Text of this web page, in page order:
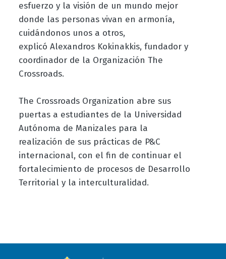
esfuerzo y la visión de un mundo mejor
donde las personas vivan en armonía,
cuidándonos unos a otros,
explicó Alexandros Kokinakkis, fundador y
coordinador de la Organización The
Crossroads.
The Crossroads Organization abre sus
puertas a estudiantes de la Universidad
Autónoma de Manizales para la
realización de sus prácticas de P&C
internacional, con el fin de continuar el
fortalecimiento de procesos de Desarrollo
Territorial y la interculturalidad.